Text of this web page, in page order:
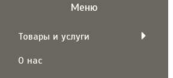
Товары и услуги
О нас